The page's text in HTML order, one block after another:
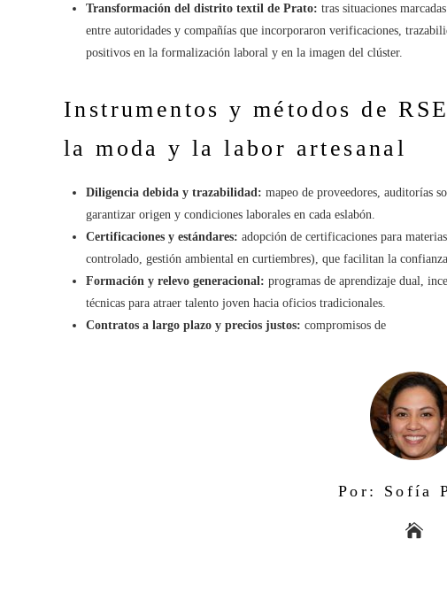
Transformación del distrito textil de Prato: tras situaciones
entre autoridades y compañías que incorporaron verificaciones,
positivos en la formalización laboral y en la imagen del clúster.
Instrumentos y métodos de
la moda y la labor artesanal
Diligencia debida y trazabilidad: mapeo de proveedores, auditorías
garantizar origen y condiciones laborales en cada eslabón.
Certificaciones y estándares: adopción de certificaciones para
controlado, gestión ambiental en curtiembres), que facilitan la
Formación y relevo generacional: programas de aprendizaje dual,
técnicas para atraer talento joven hacia oficios tradicionales.
Contratos a largo plazo y precios justos: compromisos de
Por: Sofía